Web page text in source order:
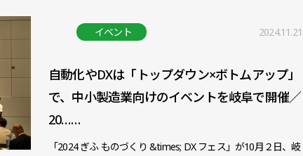
イベント 2024.11.21
自動化やDXは「トップダウン×ボトムアップ」
で、中小製造業向けのイベントを岐阜で開催／
20……
「2024 ぎふ ものづくり &times; DX フェス」が10月２日、岐